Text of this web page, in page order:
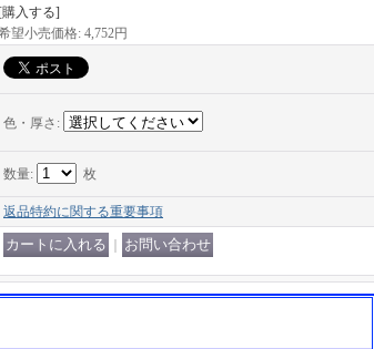
[購入する]
望小売価格: 4,752円
色・厚さ :
数量: 枚
返品特約に関する重要事項